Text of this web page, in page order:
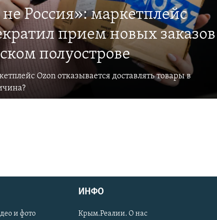
Россия»: маркетплейс
прием новых заказов
полуострове
Ozon отказывается доставлять товары в
и фото
ИНФО
Крым.Реалии. О нас